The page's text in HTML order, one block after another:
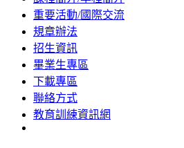
重要活動/國際交流
規章辦法
招生資訊
畢業生專區
下載專區
聯絡方式
教育訓練資訊網